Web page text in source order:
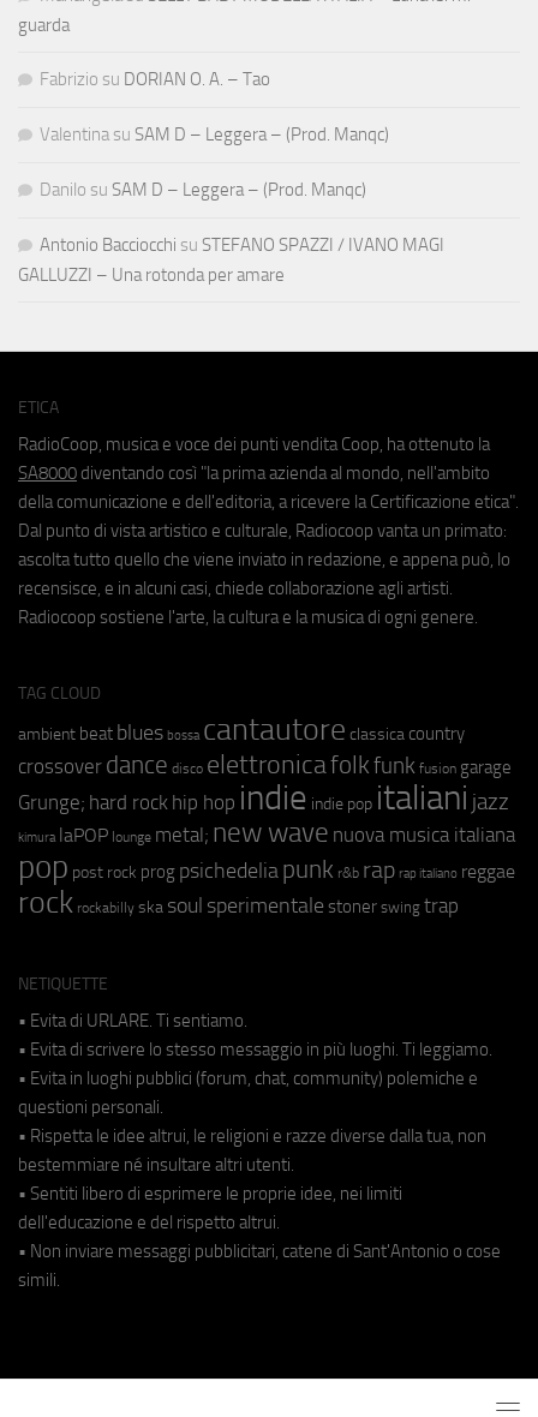
guarda
Fabrizio su DORIAN O. A. – Tao
Valentina su SAM D – Leggera – (Prod. Manqc)
Danilo su SAM D – Leggera – (Prod. Manqc)
Antonio Bacciocchi su STEFANO SPAZZI / IVANO MAGI
GALLUZZI – Una rotonda per amare
ETICA
RadioCoop, musica e voce dei punti vendita Coop, ha ottenuto la
SA8000 diventando così "la prima azienda al mondo, nell'ambito
della comunicazione e dell'editoria, a ricevere la Certificazione etica".
Dal punto di vista artistico e culturale, Radiocoop vanta un primato:
ascolta tutto quello che viene inviato in redazione, e appena può, lo
recensisce, e in alcuni casi, chiede collaborazione agli artisti.
Radiocoop sostiene l'arte, la cultura e la musica di ogni genere.
TAG CLOUD
ambient beat blues bossa cantautore classica country
crossover dance disco elettronicafolkfunk fusion garage
Grunge; hard rock hip hop indie indie pop italiani jazz
kimura laPOP lounge metal; new wave nuova musica italiana
pop post rock prog psichedeliapunk r&b rap rap italiano reggae
rock rockabilly ska soul sperimentale stoner swing trap
NETIQUETTE
• Evita di URLARE. Ti sentiamo.
• Evita di scrivere lo stesso messaggio in più luoghi. Ti leggiamo.
• Evita in luoghi pubblici (forum, chat, community) polemiche e
questioni personali.
• Rispetta le idee altrui, le religioni e razze diverse dalla tua, non
bestemmiare né insultare altri utenti.
• Sentiti libero di esprimere le proprie idee, nei limiti
dell'educazione e del rispetto altrui.
• Non inviare messaggi pubblicitari, catene di Sant'Antonio o cose
simili.